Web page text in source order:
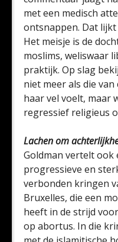
met een medisch
ontsnappen. Dat
Het meisje is de
moslims, weliswaar
praktijk. Op slag
niet meer als die
haar vel voelt, maar
regressief religieus
Lachen om
Goldman vertelt ook
progressieve en
verbonden kringen
Bruxelles, die een
heeft in de strijd
op abortus. In die